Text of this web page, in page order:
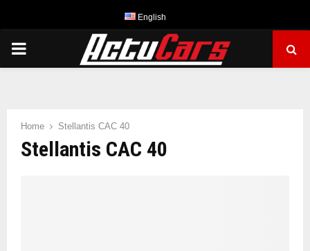
English
PRIMARY
Home Stellantis CAC 40
Stellantis CAC 40